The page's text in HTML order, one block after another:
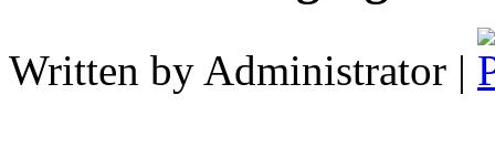
Written by Administrator |